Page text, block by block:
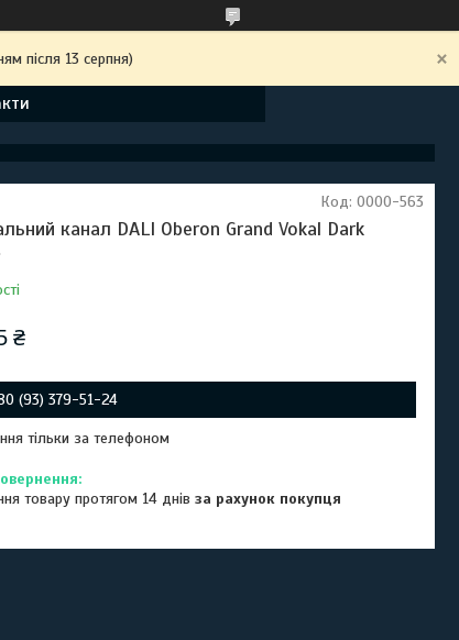
після 13 серпня)
канал DALI Oberon Grand Vokal Dark
Код: 0000-563
₴
(93) 379-51-24
тільки за телефоном
товару протягом 14 днівза рахунок покупця